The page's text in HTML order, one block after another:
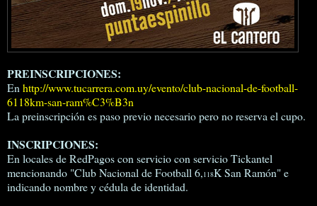
PREINSCRIPCIONES:
Enhttp://www.tucarrera.com.uy/evento/club-nacional-de-football-
6118km-san-ram%C3%B3n
La preinscripción es paso previo necesario pero no reserva el cupo.
INSCRIPCIONES:
En locales de RedPagos con servicio con servicio Tickantel
mencionando "Club Nacional de Football 6,118K San Ramón" e
indicando nombre y cédula de identidad.